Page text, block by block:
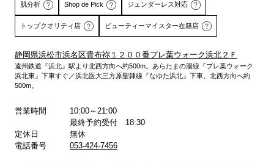
肌分析
詳しくはこちら
Shop de Pick
詳しくはこちら
ジェンダーレス対応
トップクオリティ店 ビューティーマイスター在籍店
静岡県浜松市浜名区貴布祢１２００番プレ葉ウォーク浜北２Ｆ
遠州鉄道『浜北』駅より北西方向へ約500m。あらたまの湯線『プレ葉ウォーク
浜北東』下車すぐ／浜北医大三方原聖隷線『なゆた浜北』下車、北西方向へ約
500m。
営業時間
10:00～21:00
最終予約受付 18:30
定休日
無休
電話番号
053-424-7456